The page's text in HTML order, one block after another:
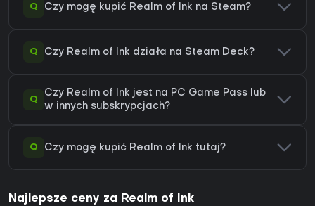
Q Czy mogę kupić Realm of Ink na Steam?
Q Czy Realm of Ink działa na Steam Deck?
Q
Czy Realm of Ink jest na PC Game Pass lub
w innych subskrypcjach?
Q Czy mogę kupić Realm of Ink tutaj?
Najlepsze ceny za Realm of Ink